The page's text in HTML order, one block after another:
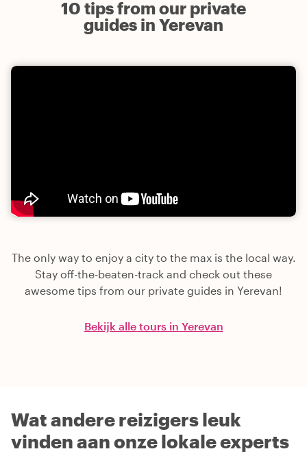
10 tips from our private
guides in Yerevan
The only way to enjoy a city to the max is the local way.
Stay off-the-beaten-track and check out these
awesome tips from our private guides in Yerevan!
Bekijk alle tours in Yerevan
Wat andere reizigers leuk
vinden aan onze lokale experts